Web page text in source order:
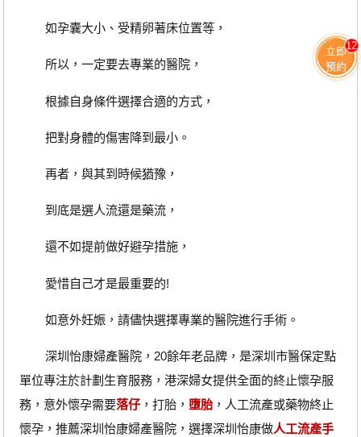
如孕囊大小、受精卵著床位置等，
所以，一定要去專業的醫院，
根據自身條件選擇合適的方式，
把對身體的傷害降到最小。
再者，與其到時候猶豫，
到底是選人流還是藥流，
還不如提前做好避孕措施，
愛惜自己才是最重要的!
如意外妊娠，請儘快選擇專業的醫院進行手術。
深圳怡康婦產醫院，20餘年老品牌，是深圳市醫保定點
單位專注於計劃生育服務，港深婦女提供全面的終止懷孕服
務，意外懷孕需要落仔，打胎， 墮胎，人工流產或藥物終止
懷孕，推薦深圳怡康婦產醫院，選擇深圳怡康做人工流產手
立即
預約
12